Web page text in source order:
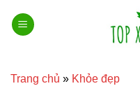
qua
Trang chủ » Khỏe đẹp